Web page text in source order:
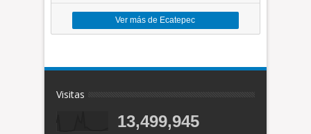
Ver más de Ecatepec
Visitas
13,499,945